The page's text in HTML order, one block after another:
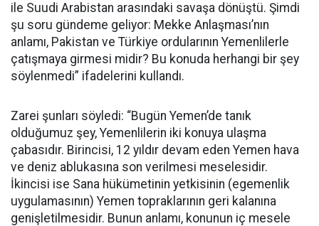
ile Suudi Arabistan arasındaki savaşa dönüştü. Şimdi
şu soru gündeme geliyor: Mekke Anlaşması’nın
anlamı, Pakistan ve Türkiye ordularının Yemenlilerle
çatışmaya girmesi midir? Bu konuda herhangi bir şey
söylenmedi” ifadelerini kullandı.
Zarei şunları söyledi: “Bugün Yemen’de tanık
olduğumuz şey, Yemenlilerin iki konuya ulaşma
çabasıdır. Birincisi, 12 yıldır devam eden Yemen hava
ve deniz ablukasına son verilmesi meselesidir.
İkincisi ise Sana hükümetinin yetkisinin (egemenlik
uygulamasının) Yemen topraklarının geri kalanına
genişletilmesidir. Bunun anlamı, konunun iç mesele